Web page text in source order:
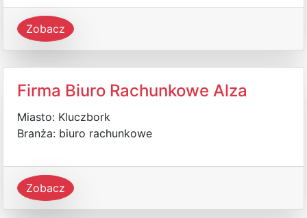
Zobacz
Firma Biuro Rachunkowe Alza
Miasto: Kluczbork
Branża: biuro rachunkowe
Zobacz